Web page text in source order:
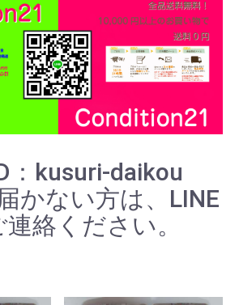
：kusuri-daikou
かない方は、LINE
絡ください。